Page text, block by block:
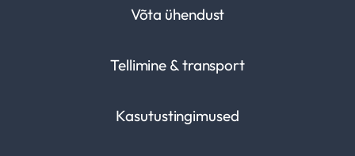
Võta ühendust
Tellimine & transport
Kasutustingimused